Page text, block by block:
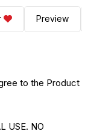
Preview
to the Product
USE. NO